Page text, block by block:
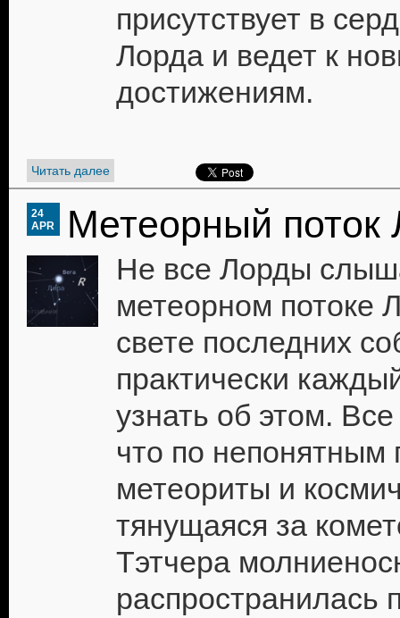
присутствует в
Лорда и ведет к
достижениям.
Читать далее
Метеорный поток
24
APR
Не все Лорды
метеорном потоке
свете последних
практически
узнать об этом.
что по непонятным
метеориты и
тянущаяся за
Тэтчера
распространилась